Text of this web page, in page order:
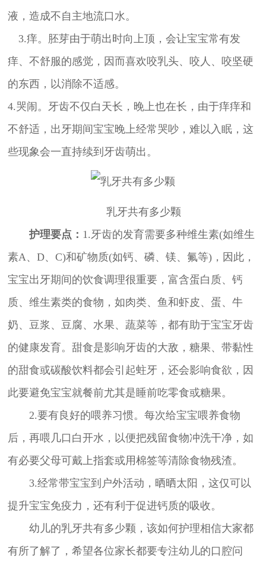
液，造成不自主地流口水。
3.痒。胚芽由于萌出时向上顶，会让宝宝常有发
痒、不舒服的感觉，因而喜欢咬乳头、咬人、咬坚硬
的东西，以消除不适感。
4.哭闹。牙齿不仅白天长，晚上也在长，由于痒痒和
不舒适，出牙期间宝宝晚上经常哭吵，难以入眠，这
些现象会一直持续到牙齿萌出。
乳牙共有多少颗
护理要点： 1.牙齿的发育需要多种维生素(如维生
素A、D、C)和矿物质(如钙、磷、镁、氟等)，因此，
宝宝出牙期间的饮食调理很重要，富含蛋白质、钙
质、维生素类的食物，如肉类、鱼和虾皮、蛋、牛
奶、豆浆、豆腐、水果、蔬菜等，都有助于宝宝牙齿
的健康发育。甜食是影响牙齿的大敌，糖果、带黏性
的甜食或碳酸饮料都会引起蛀牙，还会影响食欲，因
此要避免宝宝就餐前尤其是睡前吃零食或糖果。
2.要有良好的喂养习惯。每次给宝宝喂养食物
后，再喂几口白开水，以便把残留食物冲洗干净，如
有必要父母可戴上指套或用棉签等清除食物残渣。
3.经常带宝宝到户外活动，晒晒太阳，这仅可以
提升宝宝免疫力，还有利于促进钙质的吸收。
幼儿的乳牙共有多少颗，该如何护理相信大家都
有所了解了，希望各位家长都要专注幼儿的口腔问